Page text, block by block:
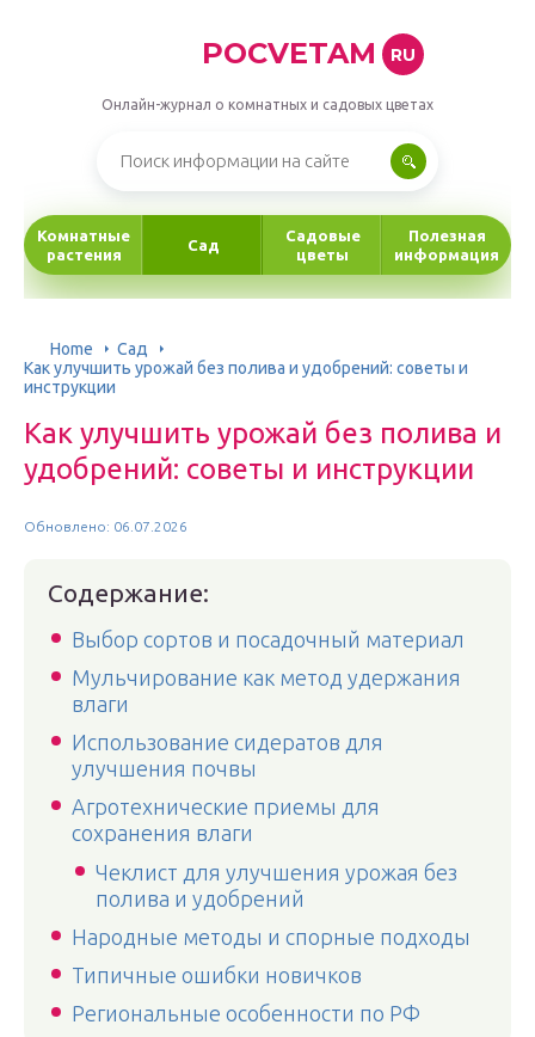
POCVETAM RU
Онлайн-журнал о комнатных и садовых цветах
Комнатные
растения
Сад
Садовые
цветы
Полезная
информация
Home
Сад
Как улучшить урожай без полива и удобрений: советы и
инструкции
Как улучшить урожай без полива и
удобрений: советы и инструкции
Обновлено: 06.07.2026
Содержание:
Выбор сортов и посадочный материал
Мульчирование как метод удержания
влаги
Использование сидератов для
улучшения почвы
Агротехнические приемы для
сохранения влаги
Чеклист для улучшения урожая без
полива и удобрений
Народные методы и спорные подходы
Типичные ошибки новичков
Региональные особенности по РФ